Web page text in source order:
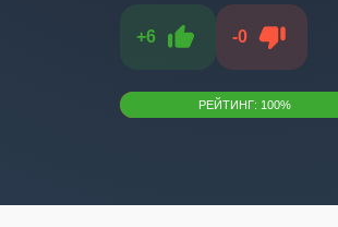
+6 -0
РЕЙТИНГ: 100%